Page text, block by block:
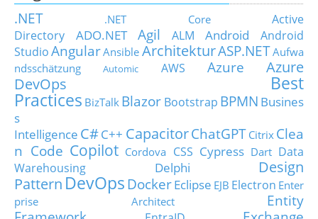
.NET .NET Core
Active
Directory
ADO.NET Agil ALM Android
Android
StudioAngularAnsible ArchitekturASP.NETAufwa
ndsschätzung
Automic AWS Azure
Azure
DevOps
Best
Practices BizTalk Blazor Bootstrap BPMN Busines
s
Intelligence C#C++ CapacitorChatGPT Citrix Clea
n Code Copilot Cordova CSS Cypress Dart Data
Warehousing
Delphi
Design
Pattern DevOps DockerEclipse EJB Electron Enter
prise Architect
Entity